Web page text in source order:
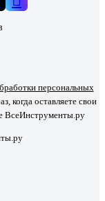
персональных
когда оставляете свои
ВсеИнструменты.ру